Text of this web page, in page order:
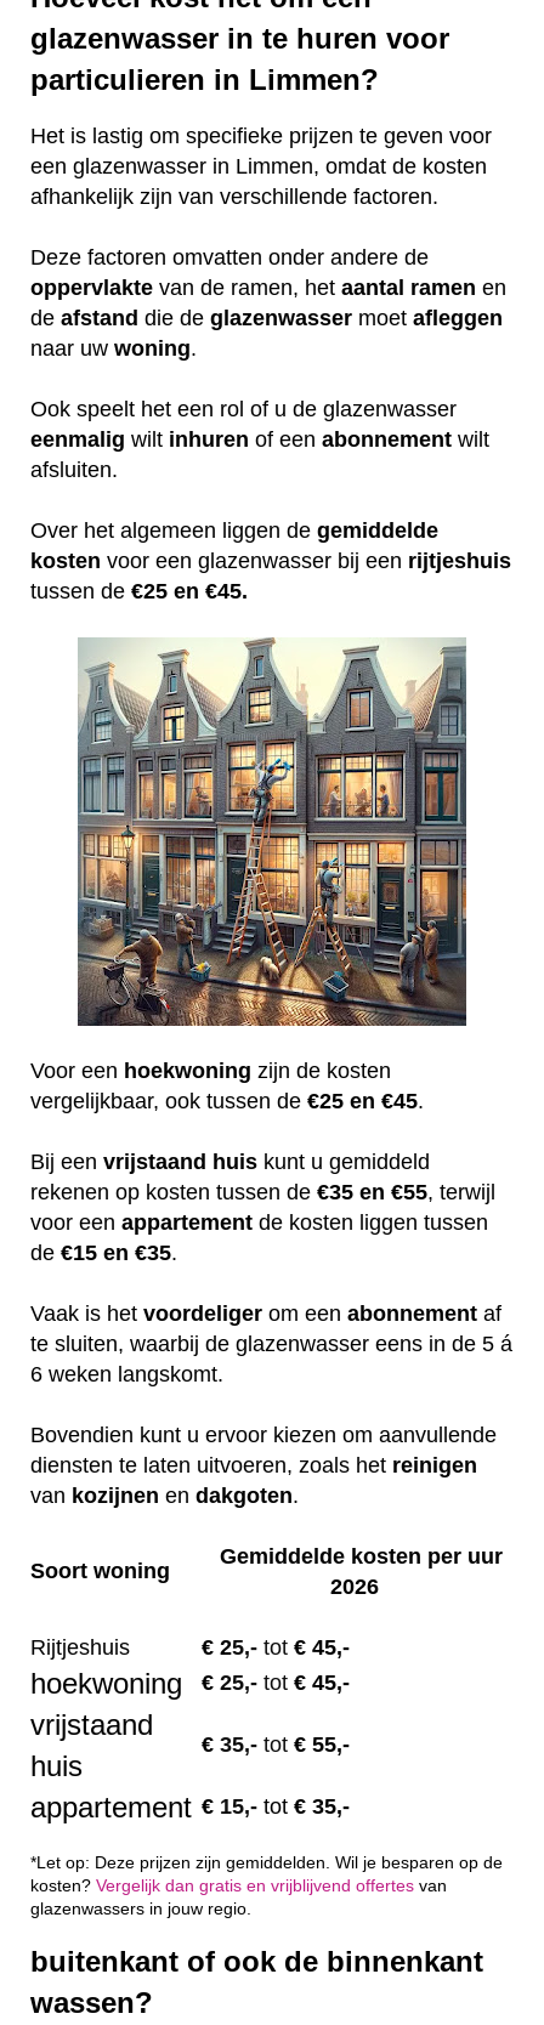
glazenwasser in te huren voor
particulieren in Limmen?
Het is lastig om specifieke prijzen te geven voor
een glazenwasser in Limmen, omdat de kosten
afhankelijk zijn van verschillende factoren.
Deze factoren omvatten onder andere de
oppervlakte van de ramen, het aantal ramen en
de afstand die de glazenwasser moet afleggen
naar uw woning.
Ook speelt het een rol of u de glazenwasser
eenmalig wilt inhuren of een abonnement wilt
afsluiten.
Over het algemeen liggen de gemiddelde
kosten voor een glazenwasser bij een rijtjeshuis
tussen de €25 en €45.
Voor een hoekwoning zijn de kosten
vergelijkbaar, ook tussen de €25 en €45.
Bij een vrijstaand huis kunt u gemiddeld
rekenen op kosten tussen de €35 en €55, terwijl
voor een appartement de kosten liggen tussen
de €15 en €35.
Vaak is het voordeliger om een abonnement af
te sluiten, waarbij de glazenwasser eens in de 5 á
6 weken langskomt.
Bovendien kunt u ervoor kiezen om aanvullende
diensten te laten uitvoeren, zoals het reinigen
van kozijnen en dakgoten.
Soort woning
Gemiddelde kosten per uur
2026
Rijtjeshuis € 25,- tot € 45,-
hoekwoning € 25,- tot € 45,-
vrijstaand
huis
€ 35,- tot € 55,-
appartement € 15,- tot € 35,-
*Let op: Deze prijzen zijn gemiddelden. Wil je besparen op de
kosten? Vergelijk dan gratis en vrijblijvend offertes van
glazenwassers in jouw regio.
buitenkant of ook de binnenkant
wassen?